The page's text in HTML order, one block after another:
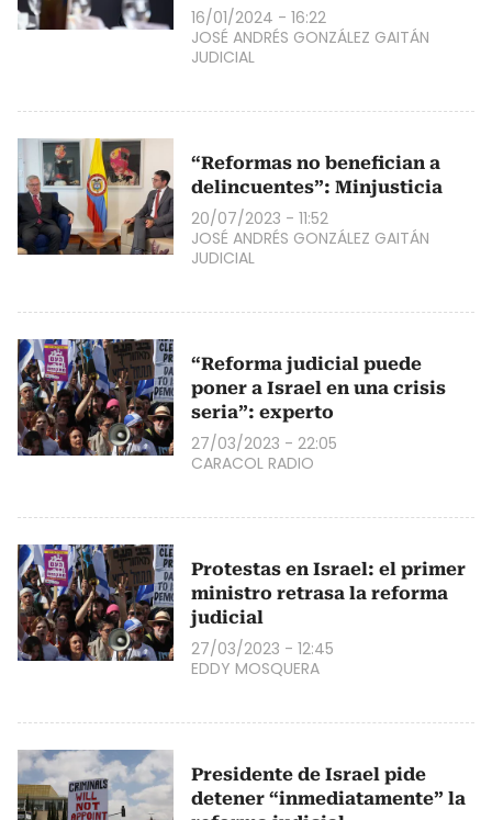
16/01/2024 - 16:22
JOSÉ ANDRÉS GONZÁLEZ GAITÁN
JUDICIAL
“Reformas no benefician a
delincuentes”: Minjusticia
20/07/2023 - 11:52
JOSÉ ANDRÉS GONZÁLEZ GAITÁN
JUDICIAL
“Reforma judicial puede
poner a Israel en una crisis
seria”: experto
27/03/2023 - 22:05
CARACOL RADIO
Protestas en Israel: el primer
ministro retrasa la reforma
judicial
27/03/2023 - 12:45
EDDY MOSQUERA
Presidente de Israel pide
detener “inmediatamente” la